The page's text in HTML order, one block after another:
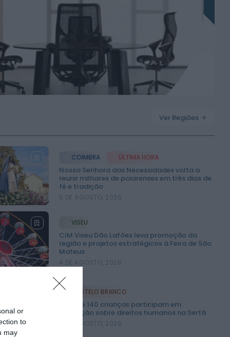
or
to
may
Ver Regiões
COIMBRA ÚLTIMA HORA
Nossa Senhora das Necessidades volta a
reunir milhares de poiarenses em três dias de
fé e tradição
5 DE AGOSTO, 2026
VISEU
CIM Viseu Dão Lafões leva promoção da
região e projetos estratégicos à Feira de São
Mateus
4 DE AGOSTO, 2026
CASTELO BRANCO
Mais de 140 crianças participam em
formação sobre direitos humanos na Sertã
4 DE AGOSTO, 2026